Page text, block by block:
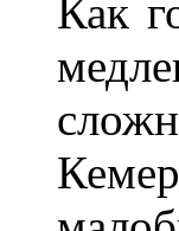
Как